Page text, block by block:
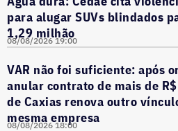
para alugar SUVs blindados
1,29 milhão
08/08/2026 19:00
VAR não foi suficiente: após
anular contrato de mais de
de Caxias renova outro
mesma empresa
08/08/2026 18:00